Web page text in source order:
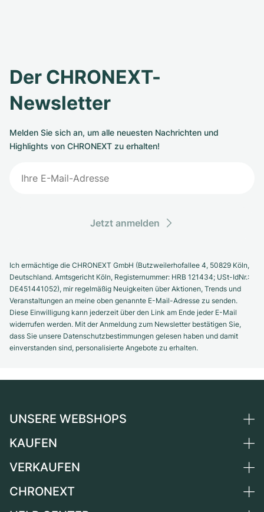
Der CHRONEXT-
Newsletter
Melden Sie sich an, um alle neuesten Nachrichten und
Highlights von CHRONEXT zu erhalten!
Jetzt anmelden
Ich ermächtige die CHRONEXT GmbH (Butzweilerhofallee 4, 50829 Köln,
Deutschland. Amtsgericht Köln, Registernummer: HRB 121434; USt-IdNr.:
DE451441052), mir regelmäßig Neuigkeiten über Aktionen, Trends und
Veranstaltungen an meine oben genannte E-Mail-Adresse zu senden.
Diese Einwilligung kann jederzeit über den Link am Ende jeder E-Mail
widerrufen werden. Mit der Anmeldung zum Newsletter bestätigen Sie,
dass Sie unsere Datenschutzbestimmungen gelesen haben und damit
einverstanden sind, personalisierte Angebote zu erhalten.
UNSERE WEBSHOPS
Deutschland
Schweiz
KAUFEN
Alle Luxusuhren
VERKAUFEN
Uhr verkaufen
CHRONEXT